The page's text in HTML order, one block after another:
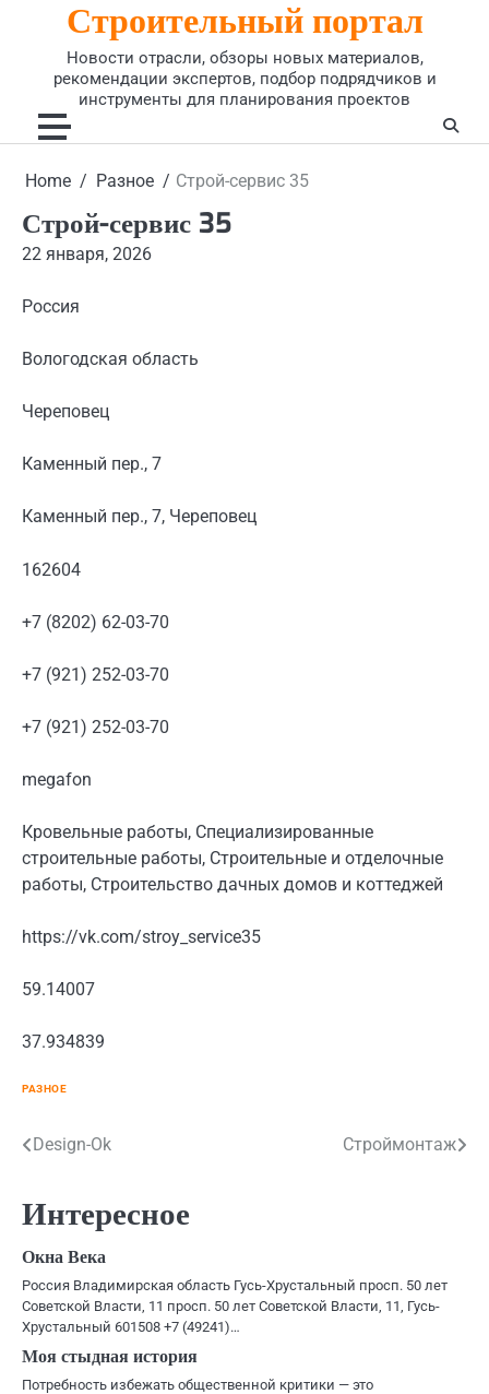
Строительный портал
Новости отрасли, обзоры новых материалов,
рекомендации экспертов, подбор подрядчиков и
инструменты для планирования проектов
Home Разное Строй-сервис 35
Строй-сервис 35
22 января, 2026
Россия
Вологодская область
Череповец
Каменный пер., 7
Каменный пер., 7, Череповец
162604
+7 (8202) 62-03-70
+7 (921) 252-03-70
+7 (921) 252-03-70
megafon
Кровельные работы, Специализированные
строительные работы, Строительные и отделочные
работы, Строительство дачных домов и коттеджей
https://vk.com/stroy_service35
59.14007
37.934839
РАЗНОЕ
Навигация
записям
Design-Ok Строймонтаж
Интересное
Окна Века
Россия Владимирская область Гусь-Хрустальный просп. 50 лет
Советской Власти, 11 просп. 50 лет Советской Власти, 11, Гусь-
Хрустальный 601508 +7 (49241)…
Моя стыдная история
Потребность избежать общественной критики — это